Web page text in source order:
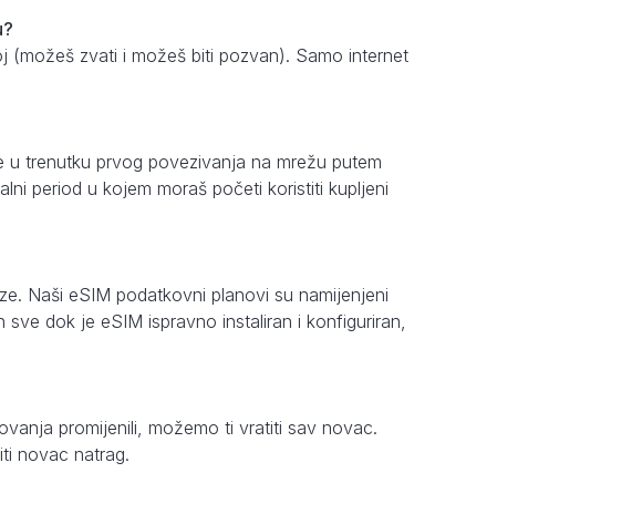
zvati i možeš biti pozvan). Samo internet
trenutku prvog povezivanja na mrežu putem
period u kojem moraš početi koristiti kupljeni
Naši eSIM podatkovni planovi su namijenjeni
dok je eSIM ispravno instaliran i konfiguriran,
promijenili, možemo ti vratiti sav novac.
novac natrag.